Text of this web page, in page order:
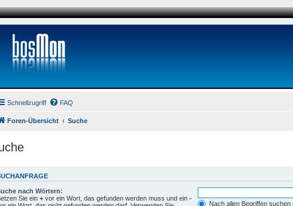
Schnellzugriff FAQ
Foren-Übersicht Suche
nach Wörtern:
Sie ein + vor ein Wort, das gefunden werden muss und ein -
Nach allen Begriffen